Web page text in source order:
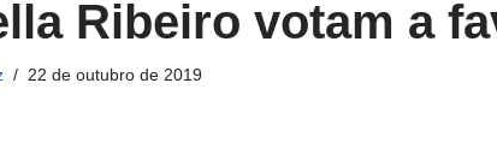
Ribeiro votam a
22 de outubro de 2019